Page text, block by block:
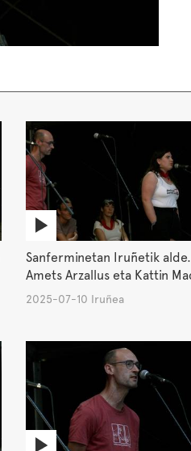
Sanferminetan Iruñetik
Amets Arzallus eta Kattin
2025-07-10 Iruñea